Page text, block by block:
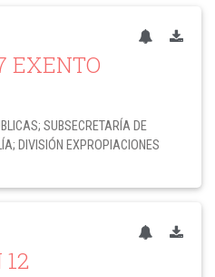
EXENTO
SUBSECRETARÍA DE
DIVISIÓN EXPROPIACIONES
12